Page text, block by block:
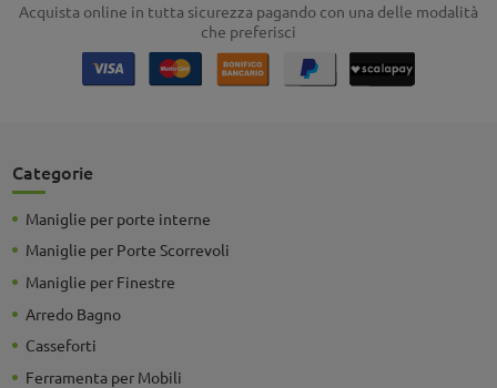
Acquista online in tutta sicurezza pagando con una delle modalità
che preferisci
Categorie
Maniglie per porte interne
Maniglie per Porte Scorrevoli
Maniglie per Finestre
Arredo Bagno
Casseforti
Ferramenta per Mobili